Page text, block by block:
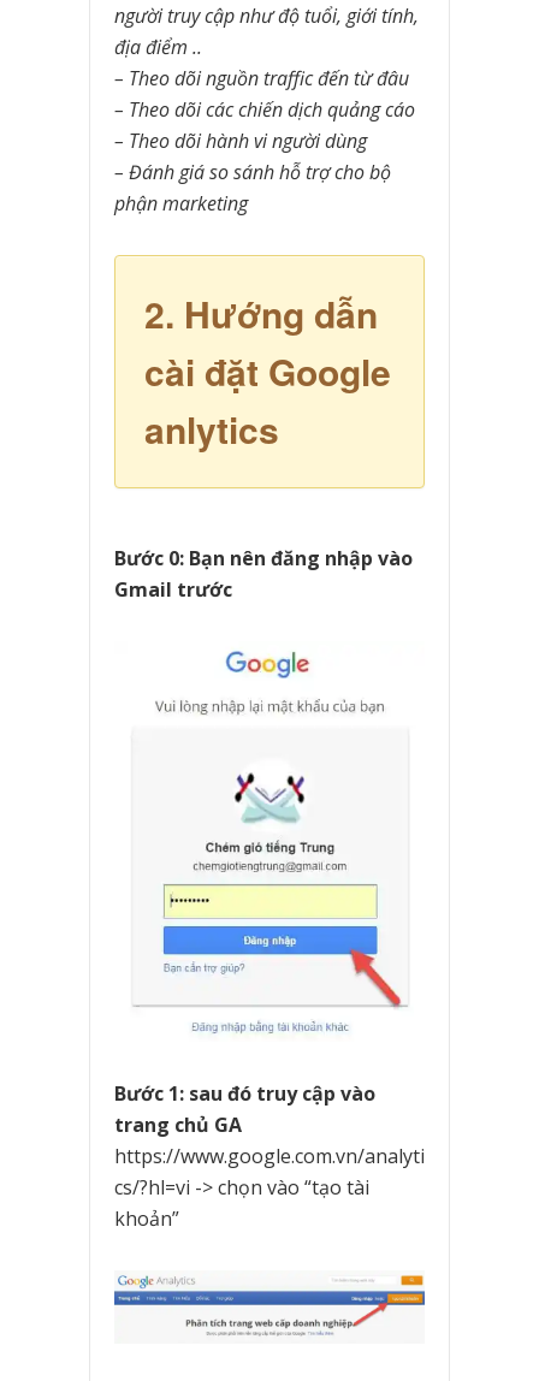
người truy cập như độ tuổi, giới tính,
địa điểm ..
– Theo dõi nguồn traffic đến từ đâu
– Theo dõi các chiến dịch quảng cáo
– Theo dõi hành vi người dùng
– Đánh giá so sánh hỗ trợ cho bộ
phận marketing
2. Hướng dẫn
cài đặt Google
anlytics
Bước 0: Bạn nên đăng nhập vào
Gmail trước
Bước 1: sau đó truy cập vào
trang chủ GA
https://www.google.com.vn/analyti
cs/?hl=vi -> chọn vào “tạo tài
khoản”